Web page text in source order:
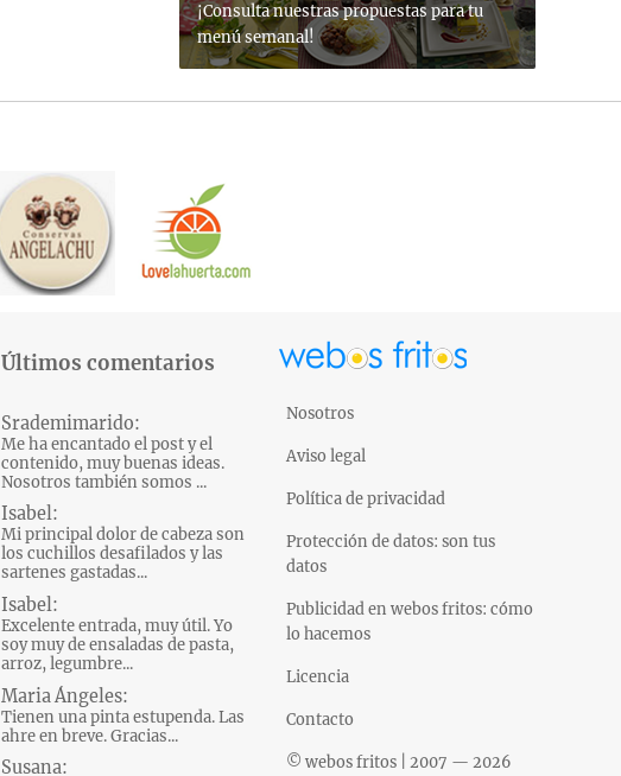
¡Consulta nuestras propuestas para tu
menú semanal!
Últimos comentarios
Srademimarido:
Me ha encantado el post y el
contenido, muy buenas ideas.
Nosotros también somos ...
Isabel:
Mi principal dolor de cabeza son
los cuchillos desafilados y las
sartenes gastadas...
Isabel:
Excelente entrada, muy útil. Yo
soy muy de ensaladas de pasta,
arroz, legumbre...
Maria Ángeles:
Tienen una pinta estupenda. Las
ahre en breve. Gracias...
Susana:
Nosotros
Aviso legal
Política de privacidad
Protección de datos: son tus
datos
Publicidad en webos fritos: cómo
lo hacemos
Licencia
Contacto
© webos fritos | 2007 — 2026